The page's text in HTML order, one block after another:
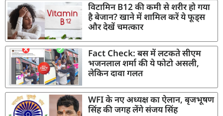
विटामिन B12 की कमी से शरीर हो गया
है बेजान? खाने में शामिल करें ये फूड्स
और देखें चमत्कार
Fact Check: बस में लटकते सीएम
भजनलाल शर्मा की ये फोटो असली,
लेकिन दावा गलत
WFI के नए अध्यक्ष का ऐलान, बृजभूषण
सिंह की जगह लेंगे संजय सिंह